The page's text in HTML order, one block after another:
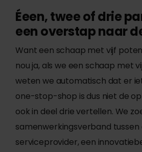
Éeen, twee of drie
een overstap naar
Want een schaap met vijf
nou ja, als we een schaap met
weten we automatisch dat er
one-stop-shop is dus niet de
ook in deel drie vertellen. We
samenwerkingsverband tussen
serviceprovider, een